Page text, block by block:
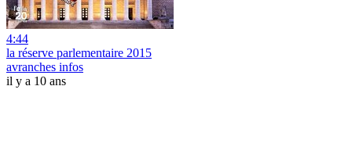
4:44
la réserve parlementaire 2015
avranches infos
il y a 10 ans